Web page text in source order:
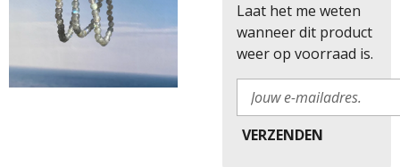
Laat het me weten
wanneer dit product
weer op voorraad is.
VERZENDEN